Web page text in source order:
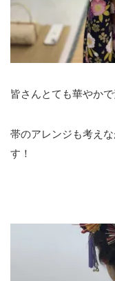
皆さんとても華やか
帯のアレンジも考え
す！